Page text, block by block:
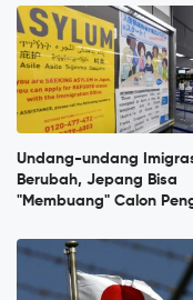
Undang-undang
Berubah, Jepang Bisa
"Membuang" Calon